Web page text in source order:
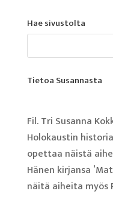
Hae sivustolta
Tietoa Susannasta
Fil. Tri Susanna
Holokaustin
opettaa näistä
Hänen kirjansa
näitä aiheita myös